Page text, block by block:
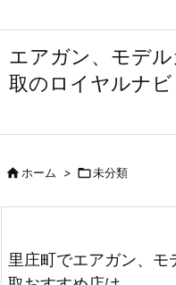
エアガン、モデ
取のロイヤルナビ
ホーム > 未分類
里庄町でエアガン、